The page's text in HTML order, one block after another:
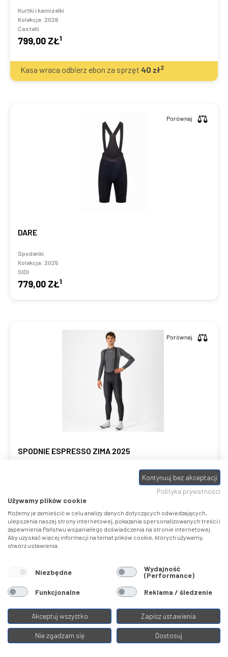
Kurtki i kamizelki
Kolekcja: 2026
Castelli
799,00 ZŁ1
Kasa wraca odbierz ebon za sprzęt 40 zł2
DARE
Spodenki
Kolekcja: 2025
SIDI
779,00 ZŁ1
Porównaj
SPODNIE ESPRESSO ZIMA 2025
769,00 ZŁ1
Porównaj
Kasa wraca odbierz ebon za sprzęt40zł2
Porównaj
Kontynuuj bez akceptacji
Polityka prywatności
Używamy plików cookie
Możemy je zamieścić w celu analizy danych dotyczących odwiedzających,
ulepszenia naszej strony internetowej, pokazania spersonalizowanych treści i
zapewnienia Państwu wspaniałego doświadczenia na stronie internetowej.
Aby uzyskać więcej informacji na temat plików cookie, których używamy,
otwórz ustawienia.
Niezbędne Wydajność
(Performance)
Funkcjonalne
Reklama / śledzenie
Akceptuj wszystko Zapisz ustawienia
Nie zgadzam się Dostosuj